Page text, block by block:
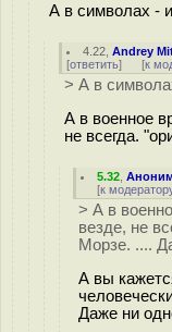
А в символах -
4.22 ,Andrey
[ответить] [к
> А в
А в военное
не всегда.
5.32 ,
[к
> А в
везде, не
Морзе. ....
А вы
Даже ни